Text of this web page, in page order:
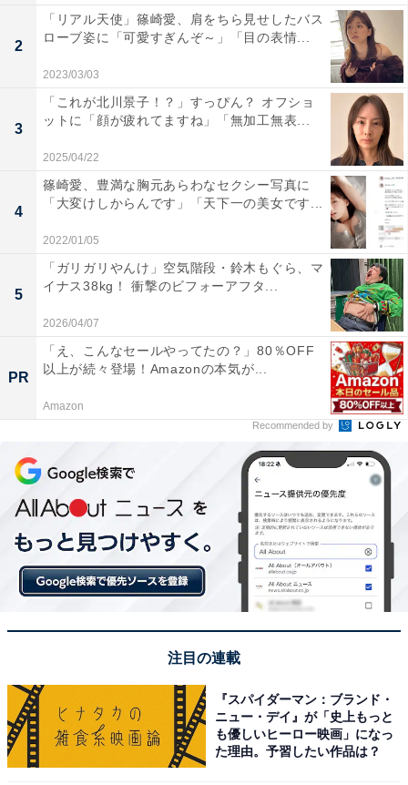
2
「リアル天使」篠崎愛、肩をちら見せしたバス
ローブ姿に「可愛すぎんぞ～」「目の表情...
2023/03/03
3
「これが北川景子！？」すっぴん？ オフショ
ットに「顔が疲れてますね」「無加工無表...
2025/04/22
4
篠崎愛、豊満な胸元あらわなセクシー写真に
「大変けしからんです」「天下一の美女です...
2022/01/05
5
「ガリガリやんけ」空気階段・鈴木もぐら、マ
イナス38kg！ 衝撃のビフォーアフタ...
2026/04/07
PR
「え、こんなセールやってたの？」80％OFF
以上が続々登場！Amazonの本気が...
Amazon
Recommended by
注目の連載
『スパイダーマン：ブランド・
ニュー・デイ』が「史上もっと
も優しいヒーロー映画」になっ
た理由。予習したい作品は？